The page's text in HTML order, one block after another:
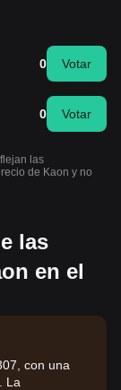
0 Votar
0 Votar
las
de Kaon y no
las
en el
con una
La